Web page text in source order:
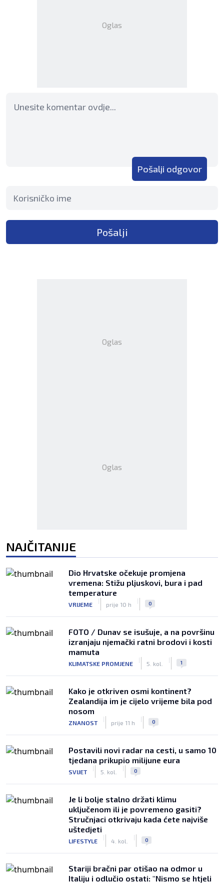
Oglas
Pošalji odgovor
Pošalji
Oglas
Oglas
NAJČITANIJE
Dio Hrvatske očekuje promjena
vremena: Stižu pljuskovi, bura i pad
temperature
VRIJEME
|
prije 10 h
| 0
FOTO / Dunav se isušuje, a na površinu
izranjaju njemački ratni brodovi i kosti
mamuta
KLIMATSKE PROMJENE
|
5. kol.
| 1
Kako je otkriven osmi kontinent?
Zealandija im je cijelo vrijeme bila pod
nosom
ZNANOST
|
prije 11 h
| 0
Postavili novi radar na cesti, u samo 10
tjedana prikupio milijune eura
SVIJET
|
5. kol.
| 0
Je li bolje stalno držati klimu
uključenom ili je povremeno gasiti?
Stručnjaci otkrivaju kada ćete najviše
uštedjeti
LIFESTYLE
|
4. kol.
| 0
Stariji bračni par otišao na odmor u
Italiju i odlučio ostati: "Nismo se htjeli